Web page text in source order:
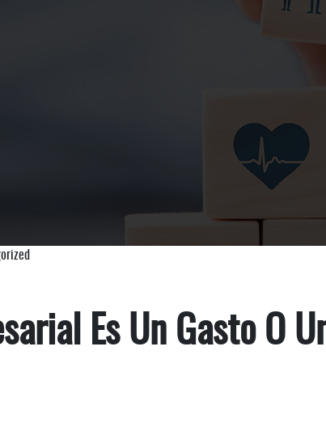
Es Un Gasto O